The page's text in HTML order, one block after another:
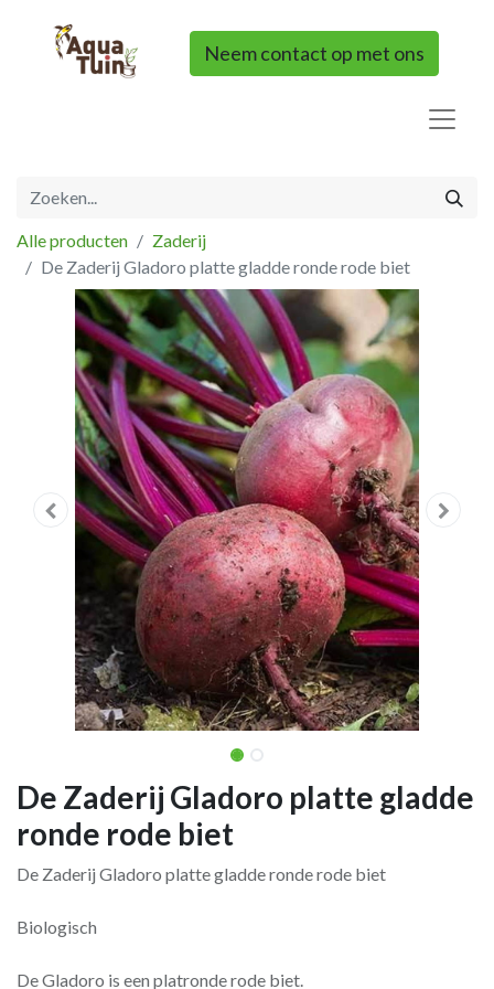
Neem contact op met ons
Alle producten
Zaderij
De Zaderij Gladoro platte gladde ronde rode biet
De Zaderij Gladoro platte gladde
ronde rode biet
De Zaderij Gladoro platte gladde ronde rode biet
Biologisch
De Gladoro is een platronde rode biet.